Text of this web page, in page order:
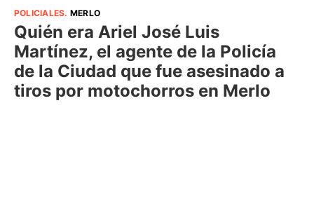
POLICIALES. MERLO
Quién era Ariel José Luis
Martínez, el agente de la Policía
de la Ciudad que fue asesinado a
tiros por motochorros en Merlo